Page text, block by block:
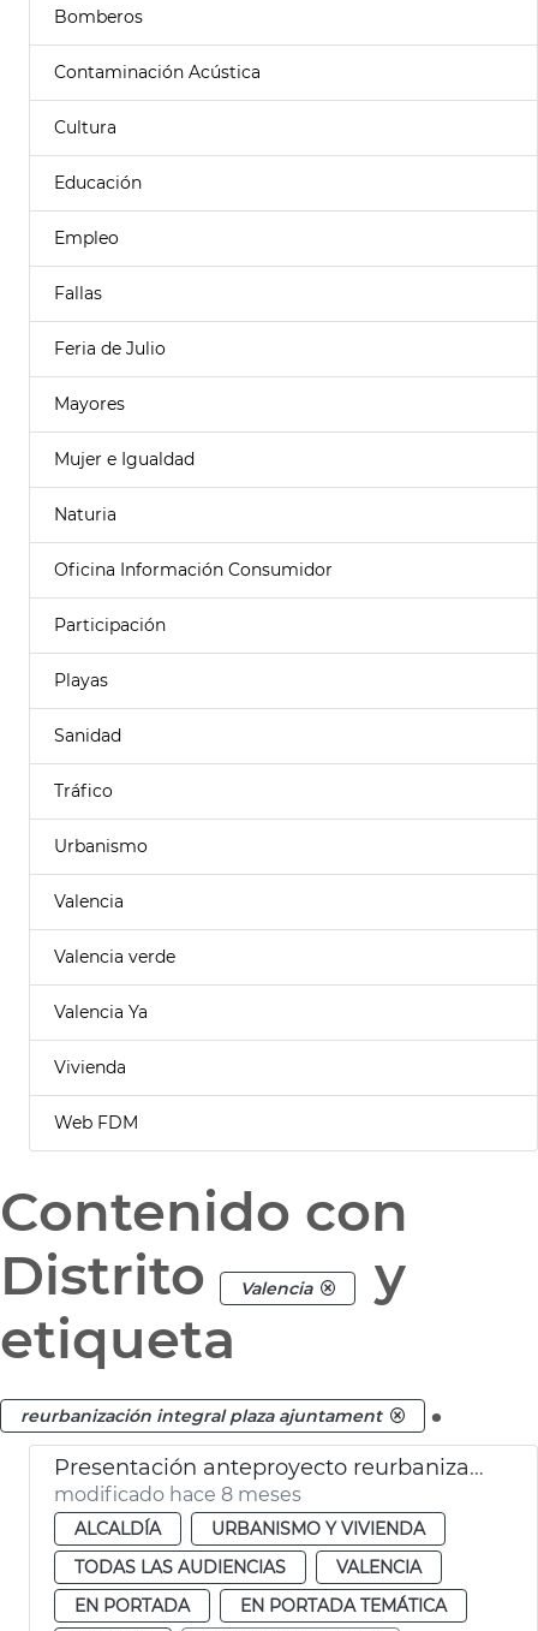
Bomberos
Contaminación Acústica
Cultura
Educación
Empleo
Fallas
Feria de Julio
Mayores
Mujer e Igualdad
Naturia
Oficina Información Consumidor
Participación
Playas
Sanidad
Tráfico
Urbanismo
Valencia
Valencia verde
Valencia Ya
Vivienda
Web FDM
Contenido con
Distrito
Valencia
y
etiqueta
reurbanización integral plaza ajuntament .
Presentación anteproyecto reurbanización integral plaza Ajuntament València
modificado hace 8 meses
ALCALDÍA
URBANISMO Y VIVIENDA
TODAS LAS AUDIENCIAS
VALENCIA
EN PORTADA
EN PORTADA TEMÁTICA